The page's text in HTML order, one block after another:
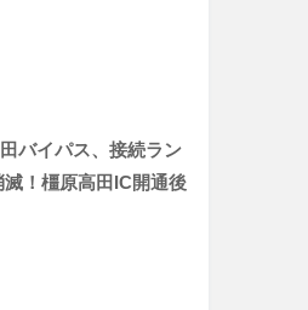
バイパス、接続ラン
！橿原高田IC開通後